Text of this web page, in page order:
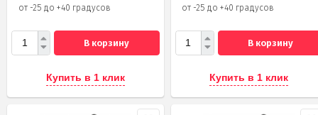
от -25 до +40 градусов
В корзину
Купить в 1 клик
от -25 до +40 градусов
В корзину
Купить в 1 клик